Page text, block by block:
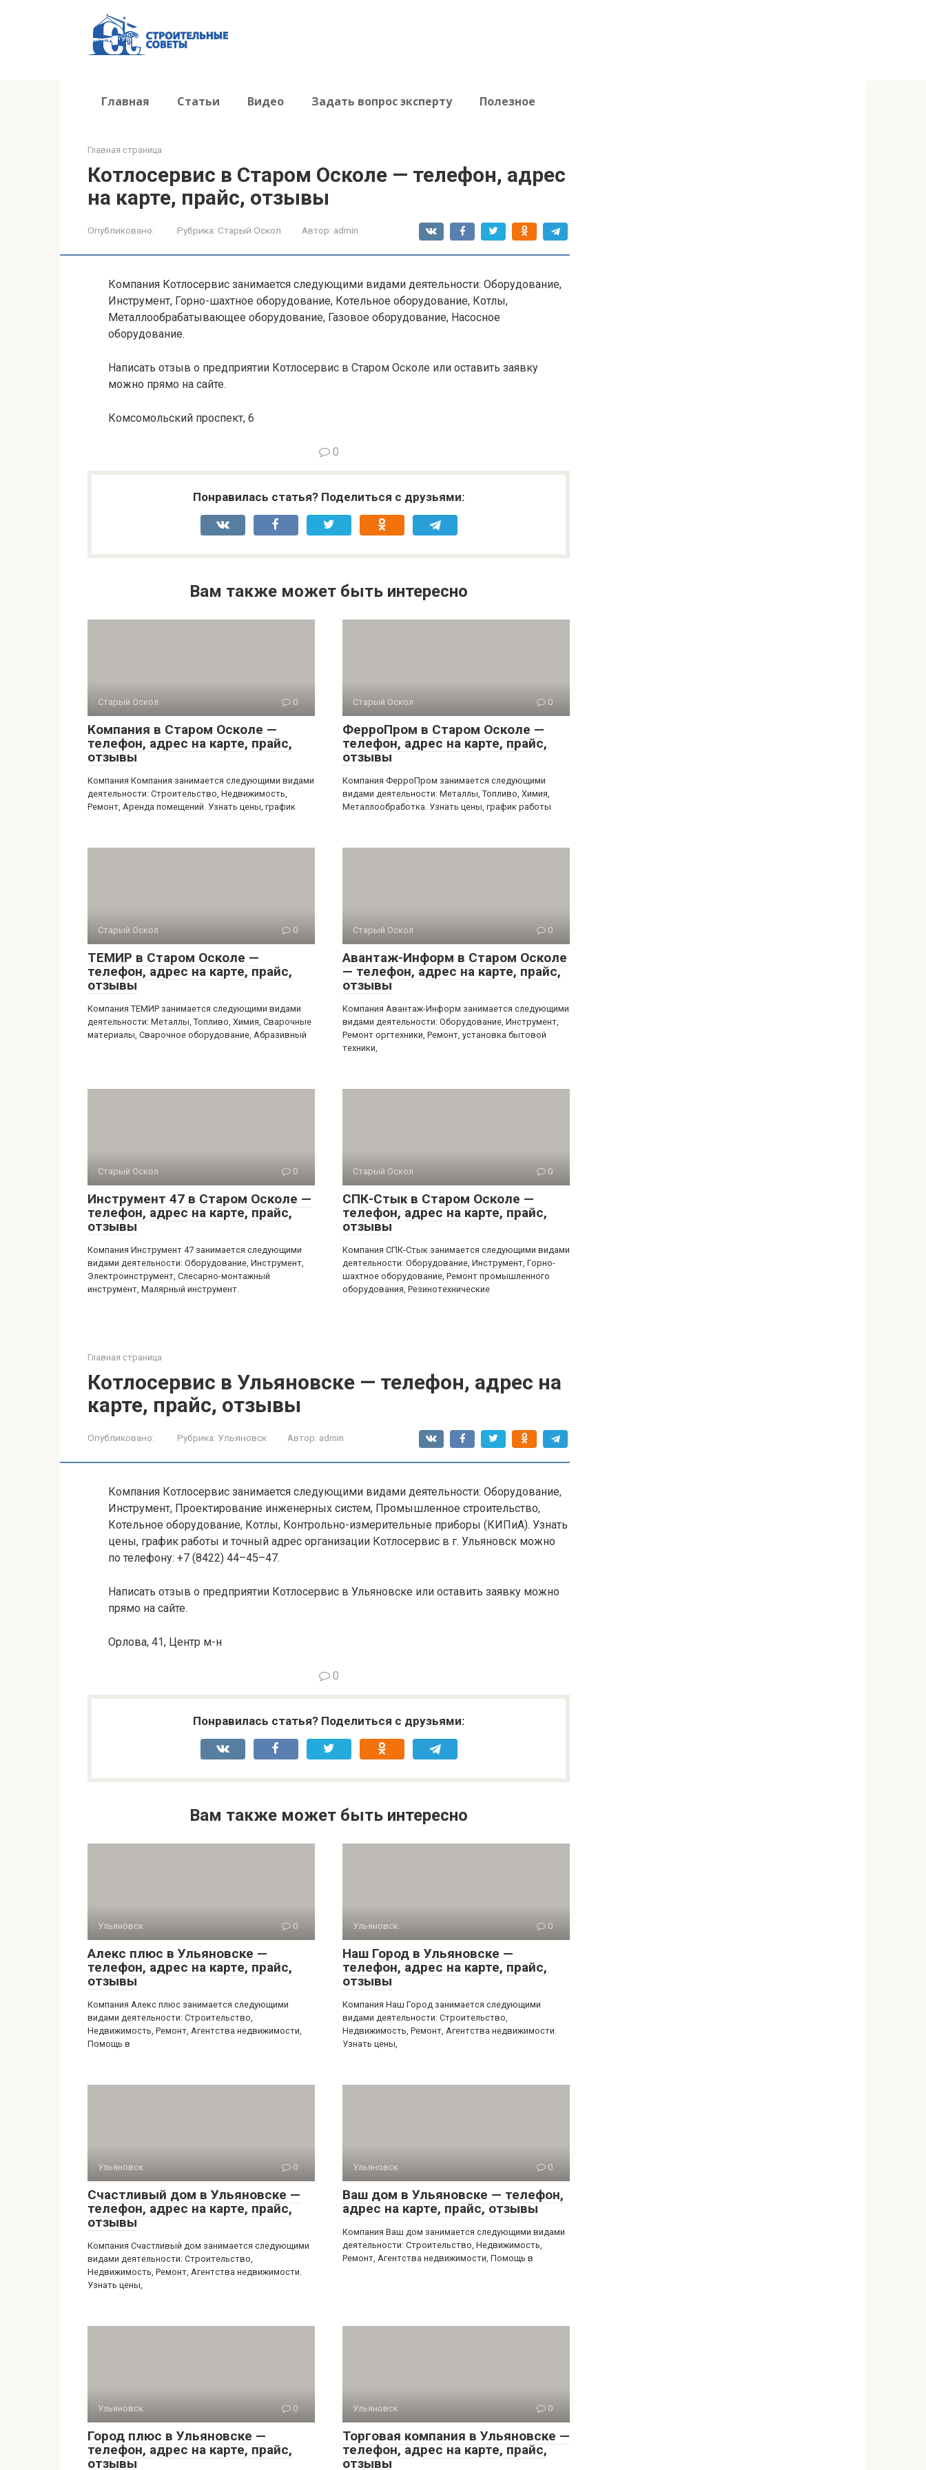
Главная Статьи Видео Задать вопрос эксперту Полезное
Главная страница
Котлосервис в Старом Осколе — телефон, адрес
на карте, прайс, отзывы
Опубликовано: Рубрика: Старый Оскол Автор: admin
Компания Котлосервис занимается следующими видами деятельности: Оборудование,
Инструмент, Горно-шахтное оборудование, Котельное оборудование, Котлы,
Металлообрабатывающее оборудование, Газовое оборудование, Насосное
оборудование.
Написать отзыв о предприятии Котлосервис в Старом Осколе или оставить заявку
можно прямо на сайте.
Комсомольский проспект, 6
0
Понравилась статья? Поделиться с друзьями:
Вам также может быть интересно
Старый Оскол 0
Компания в Старом Осколе —
телефон, адрес на карте, прайс,
отзывы
Компания Компания занимается следующими видами
деятельности: Строительство, Недвижимость,
Ремонт, Аренда помещений. Узнать цены, график
Старый Оскол 0
ФерроПром в Старом Осколе —
телефон, адрес на карте, прайс,
отзывы
Компания ФерроПром занимается следующими
видами деятельности: Металлы, Топливо, Химия,
Металлообработка. Узнать цены, график работы
Старый Оскол 0
ТЕМИР в Старом Осколе —
телефон, адрес на карте, прайс,
отзывы
Компания ТЕМИР занимается следующими видами
деятельности: Металлы, Топливо, Химия, Сварочные
материалы, Сварочное оборудование, Абразивный
Старый Оскол 0
Авантаж-Информ в Старом Осколе
— телефон, адрес на карте, прайс,
отзывы
Компания Авантаж-Информ занимается следующими
видами деятельности: Оборудование, Инструмент,
Ремонт оргтехники, Ремонт, установка бытовой
техники,
Старый Оскол 0
Инструмент 47 в Старом Осколе —
телефон, адрес на карте, прайс,
отзывы
Компания Инструмент 47 занимается следующими
видами деятельности: Оборудование, Инструмент,
Электроинструмент, Слесарно-монтажный
инструмент, Малярный инструмент.
Старый Оскол 0
СПК-Стык в Старом Осколе —
телефон, адрес на карте, прайс,
отзывы
Компания СПК-Стык занимается следующими видами
деятельности: Оборудование, Инструмент, Горно-
шахтное оборудование, Ремонт промышленного
оборудования, Резинотехнические
Главная страница
Котлосервис в Ульяновске — телефон, адрес на
карте, прайс, отзывы
Опубликовано: Рубрика: Ульяновск Автор: admin
Компания Котлосервис занимается следующими видами деятельности: Оборудование,
Инструмент, Проектирование инженерных систем, Промышленное строительство,
Котельное оборудование, Котлы, Контрольно-измерительные приборы (КИПиА). Узнать
цены, график работы и точный адрес организации Котлосервис в г. Ульяновск можно
по телефону: +7 (8422) 44–45–47.
Написать отзыв о предприятии Котлосервис в Ульяновске или оставить заявку можно
прямо на сайте.
Орлова, 41, Центр м-н
0
Понравилась статья? Поделиться с друзьями:
Вам также может быть интересно
Ульяновск 0
Алекс плюс в Ульяновске —
телефон, адрес на карте, прайс,
отзывы
Компания Алекс плюс занимается следующими
видами деятельности: Строительство,
Недвижимость, Ремонт, Агентства недвижимости,
Помощь в
Ульяновск 0
Наш Город в Ульяновске —
телефон, адрес на карте, прайс,
отзывы
Компания Наш Город занимается следующими
видами деятельности: Строительство,
Недвижимость, Ремонт, Агентства недвижимости.
Узнать цены,
Ульяновск 0
Счастливый дом в Ульяновске —
телефон, адрес на карте, прайс,
отзывы
Компания Счастливый дом занимается следующими
видами деятельности: Строительство,
Недвижимость, Ремонт, Агентства недвижимости.
Узнать цены,
Ульяновск 0
Ваш дом в Ульяновске — телефон,
адрес на карте, прайс, отзывы
Компания Ваш дом занимается следующими видами
деятельности: Строительство, Недвижимость,
Ремонт, Агентства недвижимости, Помощь в
Ульяновск 0
Город плюс в Ульяновске —
телефон, адрес на карте, прайс,
отзывы
Ульяновск 0
Торговая компания в Ульяновске —
телефон, адрес на карте, прайс,
отзывы